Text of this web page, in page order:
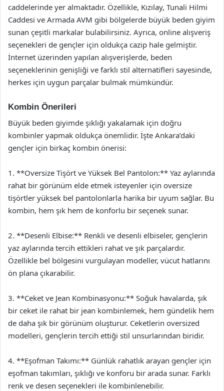
caddelerinde yer almaktadır. Özellikle, Kızılay, Tunali Hilmi
Caddesi ve Armada AVM gibi bölgelerde büyük beden giyim
sunan çeşitli markalar bulabilirsiniz. Ayrıca, online alışveriş
seçenekleri de gençler için oldukça cazip hale gelmiştir.
İnternet üzerinden yapılan alışverişlerde, beden
seçeneklerinin genişliği ve farklı stil alternatifleri sayesinde,
herkes için uygun parçalar bulmak mümkündür.
Kombin Önerileri
Büyük beden giyimde şıklığı yakalamak için doğru
kombinler yapmak oldukça önemlidir. İşte Ankara’daki
gençler için birkaç kombin önerisi:
1. **Oversize Tişört ve Yüksek Bel Pantolon:** Yaz aylarında
rahat bir görünüm elde etmek isteyenler için oversize
tişörtler yüksek bel pantolonlarla harika bir uyum sağlar. Bu
kombin, hem şık hem de konforlu bir seçenek sunar.
2. **Desenli Elbise:** Renkli ve desenli elbiseler, gençlerin
yaz aylarında tercih ettikleri rahat ve şık parçalardır.
Özellikle bel bölgesini vurgulayan modeller, vücut hatlarını
ön plana çıkarabilir.
3. **Ceket ve Jean Kombinasyonu:** Soğuk havalarda, şık
bir ceket ile rahat bir jean kombinlemek, hem gündelik hem
de daha şık bir görünüm oluşturur. Ceketlerin oversized
modelleri, gençlerin tercih ettiği stil unsurlarından biridir.
4. **Eşofman Takımı:** Günlük rahatlık arayan gençler için
eşofman takımları, şıklığı ve konforu bir arada sunar. Farklı
renk ve desen seçenekleri ile kombinlenebilir.